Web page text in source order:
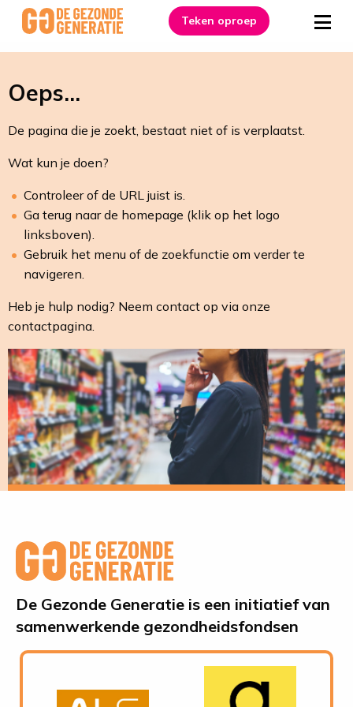
Link
to
homepage
Teken oproep
Oeps...
De pagina die je zoekt, bestaat niet of is verplaatst.
Wat kun je doen?
Controleer of de URL juist is.
Ga terug naar de homepage (klik op het logo
linksboven).
Gebruik het menu of de zoekfunctie om verder te
navigeren.
Heb je hulp nodig? Neem contact op via onze
contactpagina.
De Gezonde Generatie is een initiatief van
samenwerkende gezondheidsfondsen